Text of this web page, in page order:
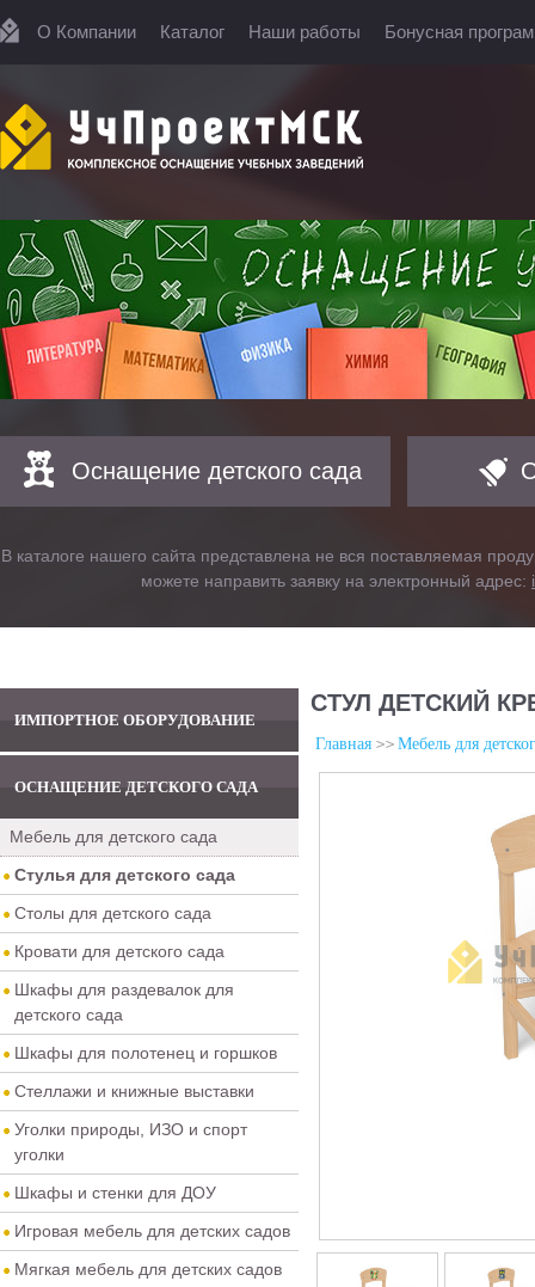
О Компании Каталог Наши работы Бонусная
Оснащение детского сада
В каталоге нашего сайта представлена не вся поставляемая
можете направить заявку на электронный адрес:
ИМПОРТНОЕ ОБОРУДОВАНИЕ
ОСНАЩЕНИЕ ДЕТСКОГО САДА
Мебель для детского сада
Стулья для детского сада
Столы для детского сада
Кровати для детского сада
Шкафы для раздевалок для
детского сада
Шкафы для полотенец и горшков
Стеллажи и книжные выставки
Уголки природы, ИЗО и спорт
уголки
Шкафы и стенки для ДОУ
Игровая мебель для детских садов
Мягкая мебель для детских садов
СТУЛ ДЕТСКИЙ
Главная Мебель для